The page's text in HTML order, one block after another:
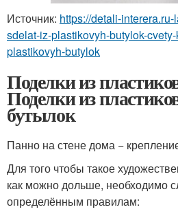
Источник: https://detali-
sdelat-iz-plastikovyh-butylok-
plastikovyh-butylok
Поделки из
Поделки из
бутылок
Панно на стене дома −
Для того чтобы такое
как можно дольше, необходимо
определённым правилам: